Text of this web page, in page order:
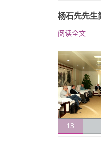
杨石先先生
阅读全文
13